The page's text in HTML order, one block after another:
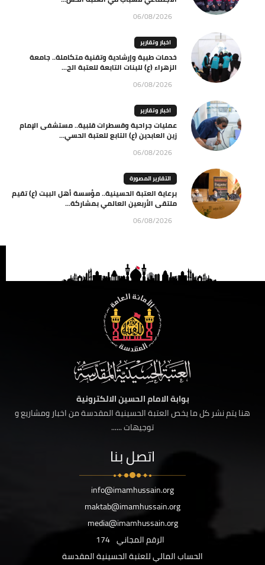
06/08/2026
اخبار وتقارير
خدمات طبية وإرشادية وتقنية متكاملة.. جامعة
الزهراء (ع) للبنات التابعة للعتبة الح...
06/08/2026
اخبار وتقارير
عمليات جراحية وقسطرات قلبية.. مستشفى الإمام
زين العابدين (ع) التابع للعتبة الحسي...
06/08/2026
التقارير المصورة
برعاية العتبة الحسينية.. مؤسسة أهل البيت (ع) تقيم
ملتقى الأربعين العالمي بمشاركة...
06/08/2026
بوابة الامام الحسين الالكترونية
هنا يتم نشر كل ما يخص العتبة الحسينية المقدسة من اخبار ومشاريع و
توجيهات ......
اتصل بنا
info@imamhussain.org
maktab@imamhussain.org
media@imamhussain.org
الرقم المجاني 174
الحساب المالي للعتبة الحسينية المقدسة